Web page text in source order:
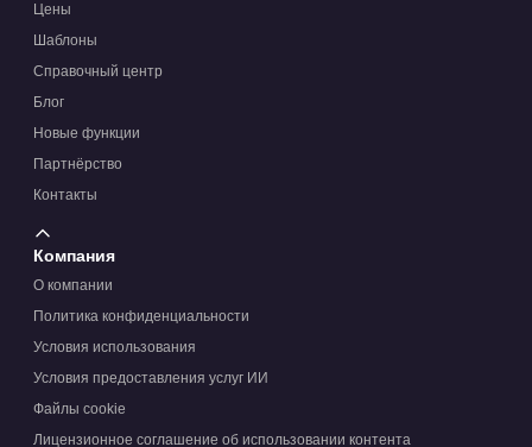
Цены
Шаблоны
Справочный центр
Блог
Новые функции
Партнёрство
Контакты
Компания
О компании
Политика конфиденциальности
Условия использования
Условия предоставления услуг ИИ
Файлы cookie
Лицензионное соглашение об использовании контента